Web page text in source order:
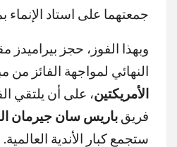
جمعتهما على استاد الإنماء
وبهذا الفوز، حجز
النهائي لمواجهة الفائز من
الأمريكتين، على أن يلتقي
فريق باريس سان جيرمان
ستجمع كبار الأندية العالمية.